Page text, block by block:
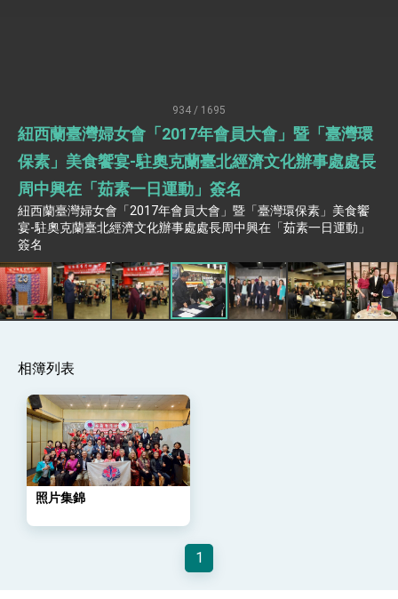
領 下一個世代的繁榮
外交部長林佳龍接受印尼「時代雜誌」專訪，闡
述印太安全局勢，籲深化台印尼半導體供應鏈合
副總統接見美參議員蓋耶哥 強調美國是臺灣重
要合作夥伴
外交部長林佳龍午宴歡迎美國聯邦參議員蓋耶哥
訪問團
外交部長林佳龍接見美國智庫「德國馬歇爾基金
臺美經貿談判獲階段性成果 卓揆期勉爭取時間完
成「臺美對等貿易協定」簽署
卓揆：臺美關稅談判階段性結果有助臺灣取得有
利戰略地位 全力支持「臺美對等貿易協定」簽署
民調顯示多數國人滿意政府外交表現，高度支持
「總合外交」與台歐美日關係深化
總統以「韌性之島，希望之光」為題發表2026新
年談話
總統主持「守護民主台灣國安行動方案」記者
會 強調以實力守護台海和平 以決心掌握國家
總統發表執政周年談話 盼面對未來挑戰 堅持
團結 迎風轉型 穩健前行
賴總統就職演說影片
934 / 1695
紐西蘭臺灣婦女會「2017年會員大會」暨「臺灣環
保素」美食饗宴-駐奧克蘭臺北經濟文化辦事處處長
周中興在「茹素一日運動」簽名
紐西蘭臺灣婦女會「2017年會員大會」暨「臺灣環保素」美食饗
宴-駐奧克蘭臺北經濟文化辦事處處長周中興在「茹素一日運動」
簽名
相簿列表
照片集錦
1